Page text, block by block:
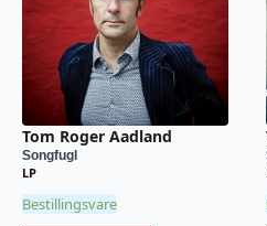
Tom Roger Aadland
Songfugl
LP
Bestillingsvare